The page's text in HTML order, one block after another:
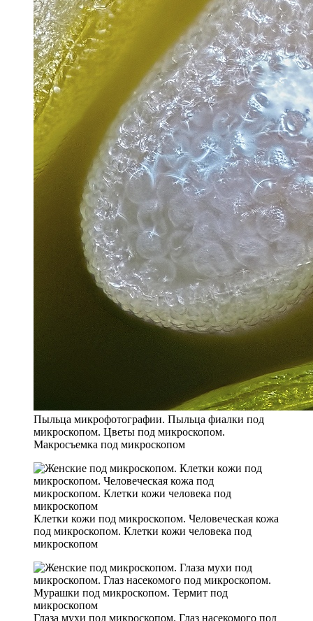
Пыльца микрофотографии. Пыльца фиалки под
микроскопом. Цветы под микроскопом.
Макросъемка под микроскопом
Клетки кожи под микроскопом. Человеческая кожа
под микроскопом. Клетки кожи человека под
микроскопом
Глаза мухи под микроскопом. Глаз насекомого под